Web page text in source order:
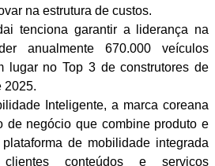
na estrutura de custos.
tenciona garantir a liderança na
anualmente 670.000 veículos
lugar no Top 3 de construtores de
2025.
Inteligente, a marca coreana
de negócio que combine produto e
de mobilidade integrada
conteúdos e serviços